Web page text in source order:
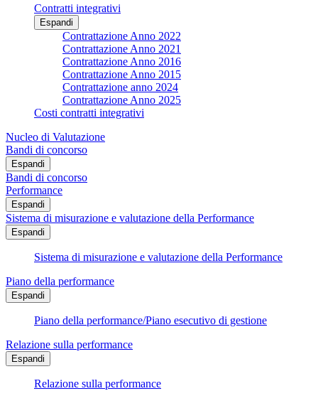
Contratti integrativi
Espandi
Contrattazione Anno 2022
Contrattazione Anno 2021
Contrattazione Anno 2016
Contrattazione Anno 2015
Contrattazione anno 2024
Contrattazione Anno 2025
Costi contratti integrativi
Nucleo di Valutazione
Bandi di concorso
Espandi
Bandi di concorso
Performance
Espandi
Sistema di misurazione e valutazione della Performance
Espandi
Sistema di misurazione e valutazione della Performance
Piano della performance
Espandi
Piano della performance/Piano esecutivo di gestione
Relazione sulla performance
Espandi
Relazione sulla performance